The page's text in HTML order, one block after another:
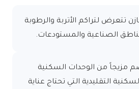
تتعرض لتراكم الأتربة والرطوبة
الصناعية والمستودعات.
مزيجاً من الوحدات السكنية
التقليدية التي تحتاج عناية